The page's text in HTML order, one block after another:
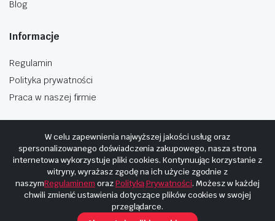
Blog
Informacje
Regulamin
Polityka prywatności
Praca w naszej firmie
Copyright © 2025 Hosting i budowa Cyberplaneta.pl
W celu zapewnienia najwyższej jakości usług oraz
spersonalizowanego doświadczenia zakupowego, nasza strona
internetowa wykorzystuje pliki cookies. Kontynuując korzystanie z
witryny, wyrażasz zgodę na ich użycie zgodnie z
naszymRegulaminem orazPolityką Prywatności. Możesz w każdej
chwili zmienić ustawienia dotyczące plików cookies w swojej
przeglądarce.